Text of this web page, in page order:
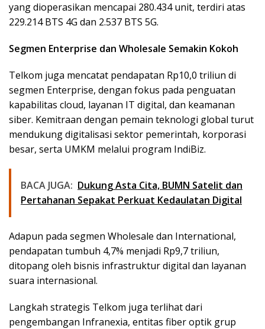
yang dioperasikan mencapai 280.434 unit, terdiri atas
229.214 BTS 4G dan 2.537 BTS 5G.
Segmen Enterprise dan Wholesale Semakin Kokoh
Telkom juga mencatat pendapatan Rp10,0 triliun di
segmen Enterprise, dengan fokus pada penguatan
kapabilitas cloud, layanan IT digital, dan keamanan
siber. Kemitraan dengan pemain teknologi global turut
mendukung digitalisasi sektor pemerintah, korporasi
besar, serta UMKM melalui program IndiBiz.
BACA JUGA: Dukung Asta Cita, BUMN Satelit dan
Pertahanan Sepakat Perkuat Kedaulatan Digital
Adapun pada segmen Wholesale dan International,
pendapatan tumbuh 4,7% menjadi Rp9,7 triliun,
ditopang oleh bisnis infrastruktur digital dan layanan
suara internasional.
Langkah strategis Telkom juga terlihat dari
pengembangan Infranexia, entitas fiber optik grup